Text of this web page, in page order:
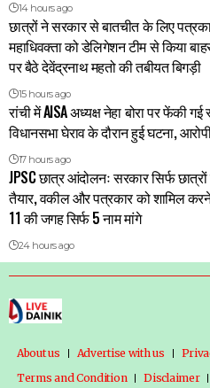
14 hours ago
छात्रों ने सरकार से बातचीत के लिए
महाधिवक्ता को डेलिगेशन टीम से किया
पर बैठे देवेंद्रनाथ महतो की तबीयत बिगड़ी
15 hours ago
रांची में AISA अध्यक्ष नेहा बोरा पर फेंकी गई
विधानसभा घेराव के दौरान हुई घटना,
17 hours ago
JPSC छात्र आंदोलनः सरकार सिर्फ
तैयार, वकील और पत्रकार को शामिल
11 की जगह सिर्फ 5 नाम मांगे
24 hours ago
About us Advertise with us
Terms and Condition
Disclaimer